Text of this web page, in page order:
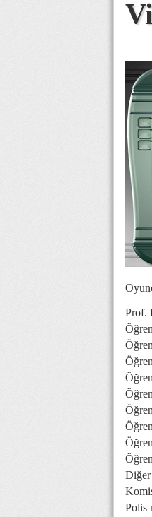
Prof.
Polis